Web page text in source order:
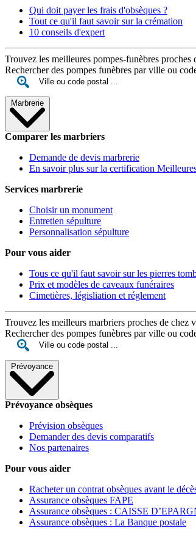
Qui doit payer les frais d'obsèques ?
Tout ce qu'il faut savoir sur la crémation
10 conseils d'expert
Trouvez les meilleures pompes-funèbres proches
Rechercher des pompes funèbres par ville ou
Marbrerie
Comparer les marbriers
Demande de devis marbrerie
En savoir plus sur la certification
Services marbrerie
Choisir un monument
Entretien sépulture
Personnalisation sépulture
Pour vous aider
Tous ce qu'il faut savoir sur les pierres
Prix et modèles de caveaux funéraires
Cimetières, législiation et réglement
Trouvez les meilleurs marbriers proches de chez
Rechercher des pompes funèbres par ville ou
Prévoyance
Prévoyance obsèques
Prévision obsèques
Demander des devis comparatifs
Nos partenaires
Pour vous aider
Racheter un contrat obsèques avant le
Assurance obsèques FAPE
Assurance obsèques : CAISSE
Assurance obsèques : La Banque postale